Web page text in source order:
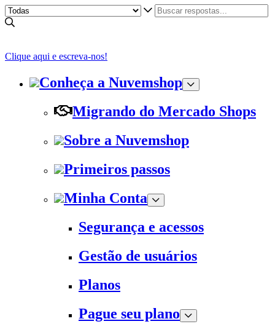
Clique aqui e escreva-nos!
Conheça a Nuvemshop
Migrando do Mercado Shops
Sobre a Nuvemshop
Primeiros passos
Minha Conta
Segurança e acessos
Gestão de usuários
Planos
Pague seu plano